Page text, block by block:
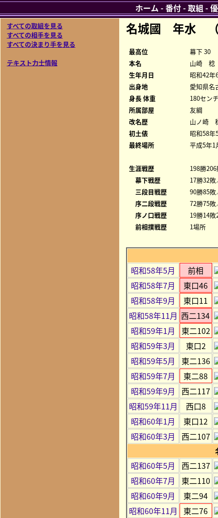
すべての取組を見る
すべての相手を見る
すべての決まり手を見る
テキスト力士情報
名城國 年水 （
最高位
幕下 30
本名
山崎 稔
生年月日
昭和42年
出身地
愛知県名
身長 体重
180セン
所属部屋
友綱
改名歴
山ノ崎
初土俵
昭和58年
最終場所
平成5年1
生涯戦歴
198勝
幕下戦歴
17勝32
三段目戦歴
90勝85
序二段戦歴
72勝75
序ノ口戦歴
19勝14
前相撲戦歴
1場所
昭和58年5月
前相
昭和58年7月
東口46
昭和58年9月
東口11
昭和58年11月 西二134
昭和59年1月
東二102
昭和59年3月
東口2
昭和59年5月
東二136
昭和59年7月
東二88
昭和59年9月
西二117
昭和59年11月
西口8
昭和60年1月
東口12
昭和60年3月
西二107
昭和60年5月
西二137
昭和60年7月
東二110
昭和60年9月
東二94
昭和60年11月
東二76
ホーム -番付-取組 -